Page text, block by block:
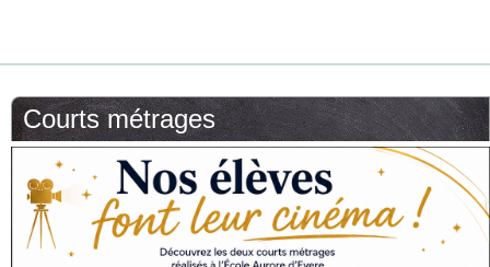
Courts métrages